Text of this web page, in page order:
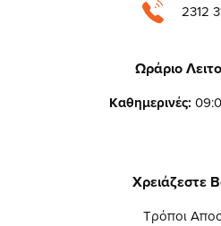
2312
Ωράριο
Καθημερινές:
Χρειάζεστε
Τρόποι